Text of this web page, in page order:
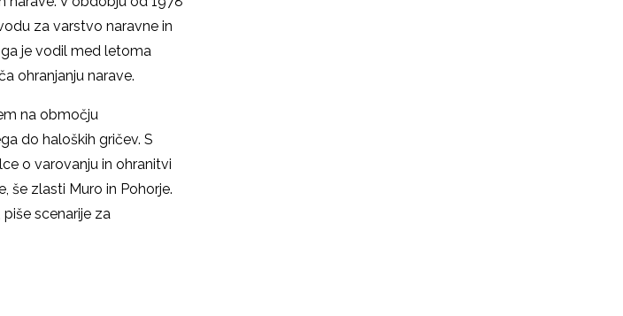
za varstvo naravne in
ga je vodil med letoma
ohranjanju narave.
na območju
do haloških gričev. S
o varovanju in ohranitvi
še zlasti Muro in Pohorje.
scenarije za